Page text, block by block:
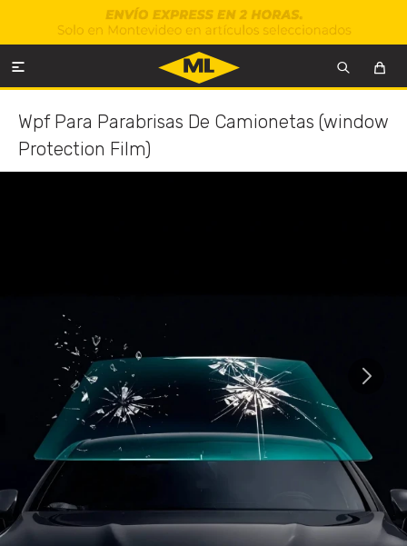

Wpf Para Parabrisas De Camionetas (window
Protection Film)